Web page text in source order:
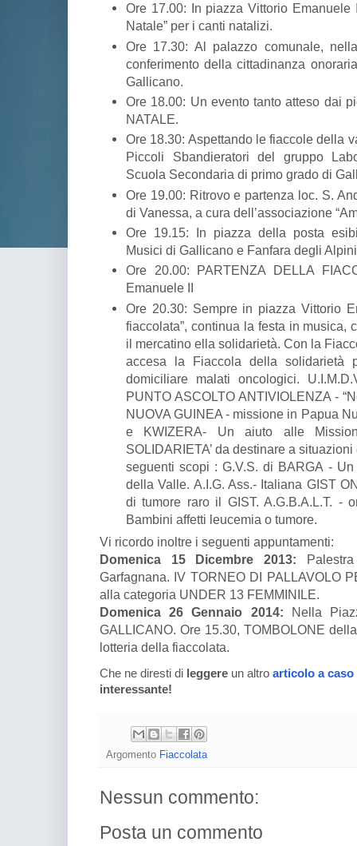
Ore 17.00: In piazza Vittorio Emanuele
Natale” per i canti natalizi.
Ore 17.30: Al palazzo comunale,
conferimento della cittadinanza
Gallicano.
Ore 18.00: Un evento tanto atteso dai
NATALE.
Ore 18.30: Aspettando le fiaccole della
Piccoli Sbandieratori del gruppo
Scuola Secondaria di primo grado di
Ore 19.00: Ritrovo e partenza loc. S.
di Vanessa, a cura dell’associazione
Ore 19.15: In piazza della posta
Musici di Gallicano e Fanfara degli
Ore 20.00: PARTENZA DELLA
Emanuele II
Ore 20.30: Sempre in piazza Vittorio
fiaccolata”, continua la festa in musica,
il mercatino ella solidarietà. Con la
accesa la Fiaccola della solidarietà
domiciliare malati oncologici.
PUNTO ASCOLTO ANTIVIOLENZA -
NUOVA GUINEA - missione in Papua
e KWIZERA- Un aiuto alle
SOLIDARIETA’ da destinare a
seguenti scopi : G.V.S. di BARGA -
della Valle. A.I.G. Ass.- Italiana GIST
di tumore raro il GIST. A.G.B.A.L.T. -
Bambini affetti leucemia o tumore.
Vi ricordo inoltre i seguenti appuntamenti:
Domenica 15 Dicembre 2013:
Garfagnana. IV TORNEO DI PALLAVOLO
alla categoria UNDER 13 FEMMINILE.
Domenica 26 Gennaio 2014: Nella
GALLICANO. Ore 15.30, TOMBOLONE
lotteria della fiaccolata.
Che ne diresti di leggere un altro articolo a caso
interessante!
Argomento Fiaccolata
Nessun commento:
Posta un commento